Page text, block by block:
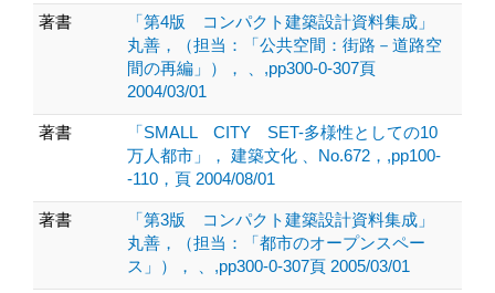
著書
「第4版 コンパクト建築設計資料集成」
丸善，（担当：「公共空間：街路－道路空
間の再編」）， 、,pp300-0-307頁
2004/03/01
著書
「SMALL CITY SET-多様性としての10
万人都市」， 建築文化 、No.672，,pp100-
-110，頁 2004/08/01
著書
「第3版 コンパクト建築設計資料集成」
丸善，（担当：「都市のオープンスペー
ス」）， 、,pp300-0-307頁 2005/03/01